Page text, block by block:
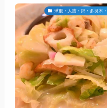
球磨・人吉・錦・多良木